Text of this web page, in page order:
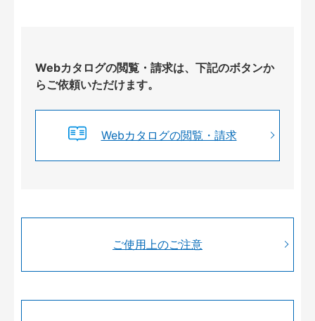
Webカタログの閲覧・請求は、下記のボタンか
らご依頼いただけます。
Webカタログの閲覧・請求
ご使用上のご注意